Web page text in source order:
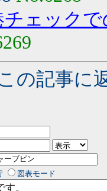
チェック
の記事に
図表モード